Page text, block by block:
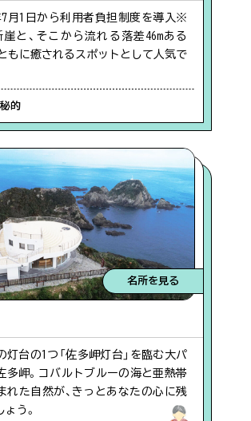
#お祭り
#自然
#歴史
#旬の味
#ウミガメ
#ベビーカー
混雑状況について
【留意事項】
光シーズンなど特に混雑が予想され
フが駐車場の混み具合を直接確認し
ています。できる限り最新の情報を
う努めておりますが、混雑状況は常
りますので、あくまでも目安として
しておりません。
本日15時更新
月1日から利用者負担制度を導入※
崖と、そこから流れる落差46mある
もに癒されるスポットとして人気で
的
名所を見る
灯台の1つ「佐多岬灯台」を臨む大パ
多岬。コバルトブルーの海と亜熱帯
れた自然が、きっとあなたの心に残
う。